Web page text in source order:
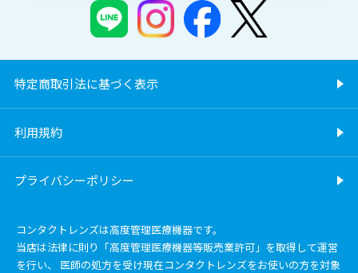
特定商取引法に基づく表示
利用規約
プライバシーポリシー
コンタクトレンズは高度管理医療機器です。
当店は法律に則り「高度管理医療機器等販売業許可」を取得して運営
を行い、 医師の処方を受け現在コンタクトレンズをお使いの方を対象